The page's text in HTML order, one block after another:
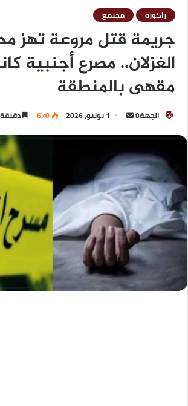
زاكورة مجتمع
جريمة قتل مروعة تهز
الغزلان.. مصرع أجنبية
مقهى بالمنطقة
الجهة8 1 يونيو، 2026 670